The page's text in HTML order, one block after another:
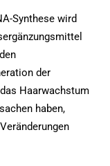
Synthese wird
der
Haarwachstum
haben,